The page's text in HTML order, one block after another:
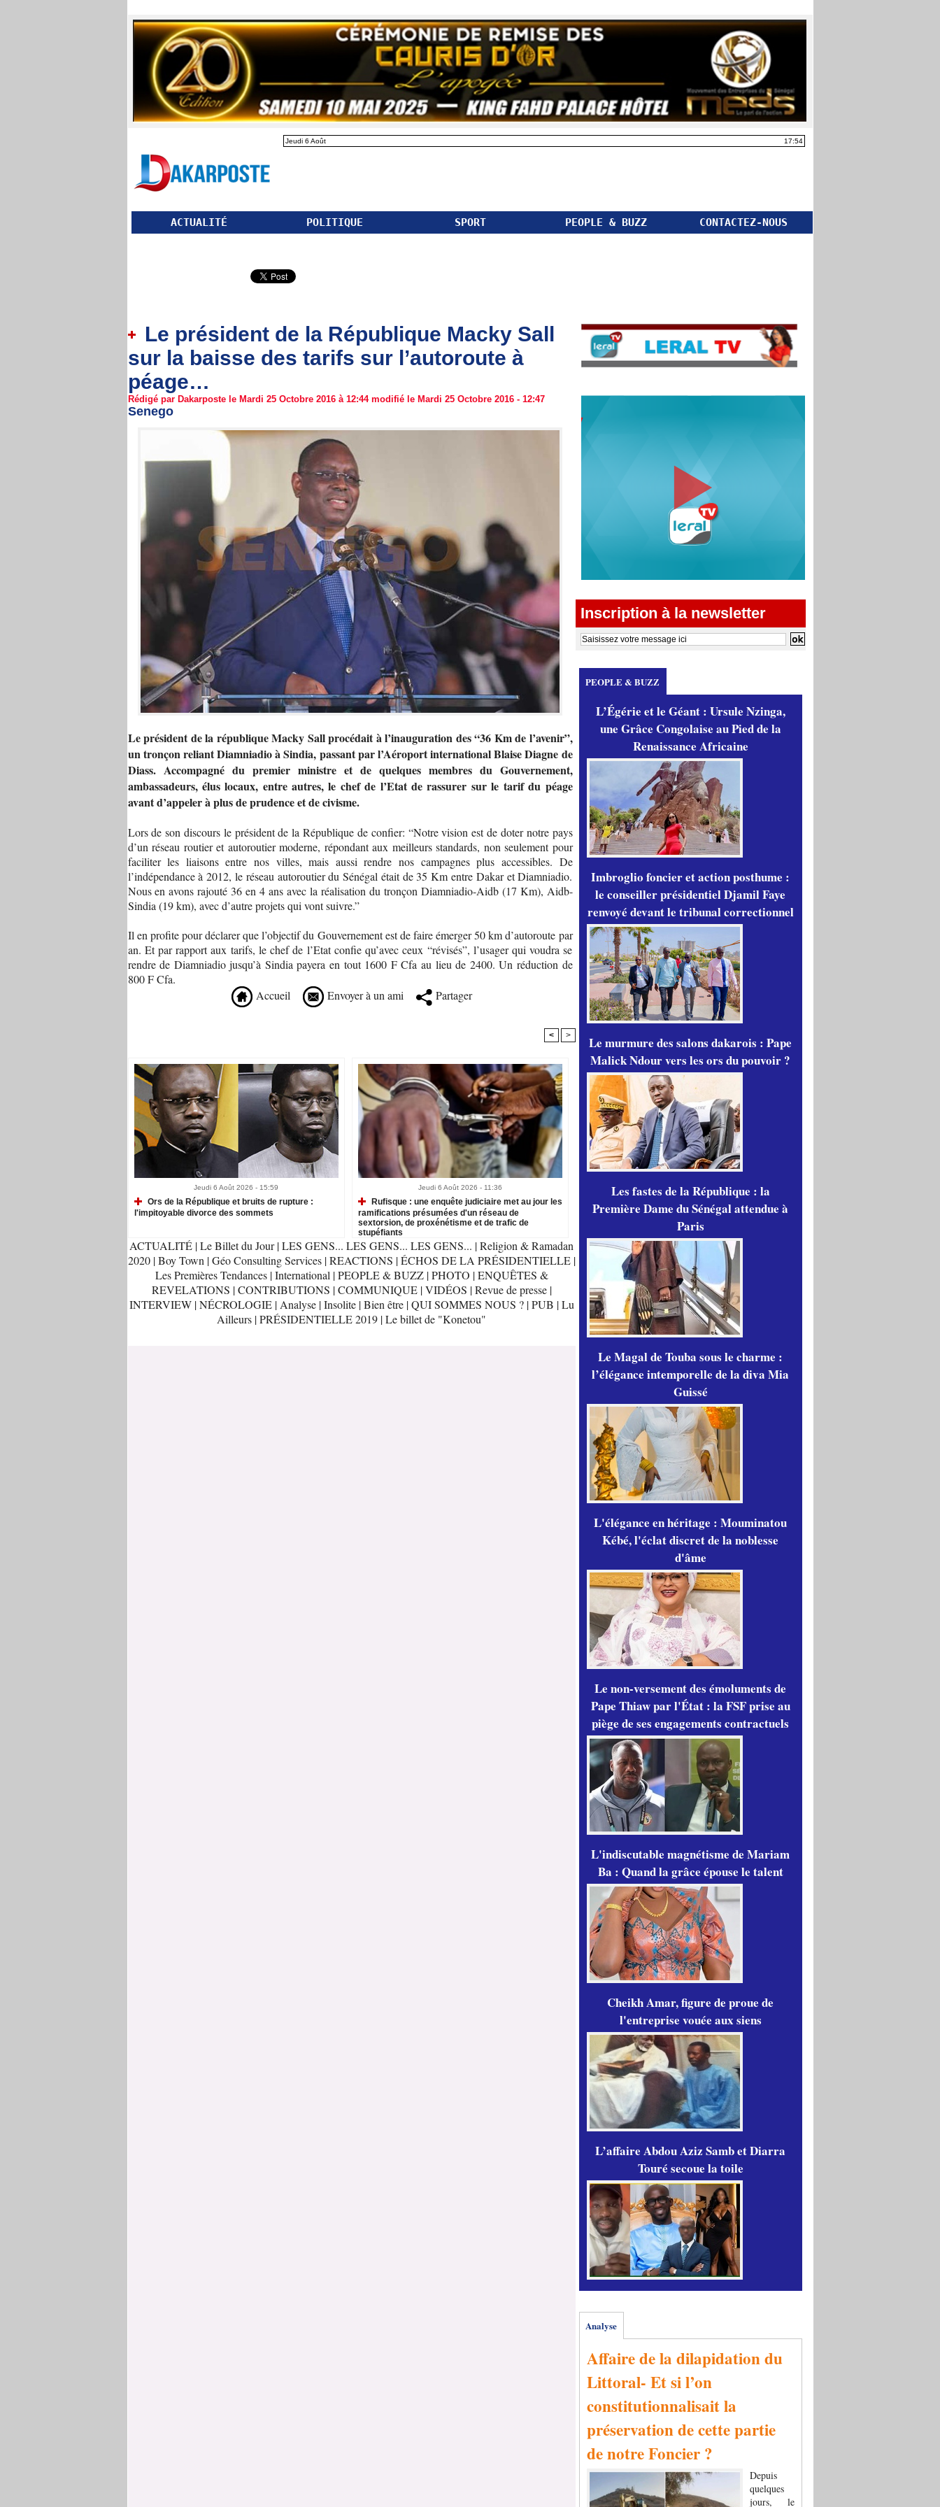
Jeudi 6 Août 17:54
ACTUALITÉ POLITIQUE SPORT PEOPLE & BUZZ CONTACTEZ-NOUS
Le président de la République Macky Sall
sur la baisse des tarifs sur l’autoroute à
péage…
Rédigé par Dakarposte le Mardi 25 Octobre 2016 à 12:44 modifié le Mardi 25 Octobre 2016 - 12:47
Senego
Le président de la république Macky Sall procédait à l’inauguration des “36 Km de l’avenir”,
un tronçon reliant Diamniadio à Sindia, passant par l’Aéroport international Blaise Diagne de
Diass. Accompagné du premier ministre et de quelques membres du Gouvernement,
ambassadeurs, élus locaux, entre autres, le chef de l’Etat de rassurer sur le tarif du péage
avant d’appeler à plus de prudence et de civisme.
Lors de son discours le président de la République de confier: “Notre vision est de doter notre pays
d’un réseau routier et autoroutier moderne, répondant aux meilleurs standards, non seulement pour
faciliter les liaisons entre nos villes, mais aussi rendre nos campagnes plus accessibles. De
l’indépendance à 2012, le réseau autoroutier du Sénégal était de 35 Km entre Dakar et Diamniadio.
Nous en avons rajouté 36 en 4 ans avec la réalisation du tronçon Diamniadio-Aidb (17 Km), Aidb-
Sindia (19 km), avec d’autre projets qui vont suivre.”
Il en profite pour déclarer que l’objectif du Gouvernement est de faire émerger 50 km d’autoroute par
an. Et par rapport aux tarifs, le chef de l’Etat confie qu’avec ceux “révisés”, l’usager qui voudra se
rendre de Diamniadio jusqu’à Sindia payera en tout 1600 F Cfa au lieu de 2400. Un réduction de
800 F Cfa.
Accueil
Envoyer à un ami Partager
< >
Jeudi 6 Août 2026 - 15:59
Ors de la République et bruits de rupture :
l'impitoyable divorce des sommets
Jeudi 6 Août 2026 - 11:36
Rufisque : une enquête judiciaire met au jour les
ramifications présumées d'un réseau de
sextorsion, de proxénétisme et de trafic de
stupéfiants
ACTUALITÉ |Le Billet du Jour |LES GENS... LES GENS... LES GENS... |Religion & Ramadan
2020 |Boy Town |Géo Consulting Services |REACTIONS |ÉCHOS DE LA PRÉSIDENTIELLE |
Les Premières Tendances |International |PEOPLE & BUZZ |PHOTO |ENQUÊTES &
REVELATIONS |CONTRIBUTIONS |COMMUNIQUE |VIDÉOS |Revue de presse |
INTERVIEW |NÉCROLOGIE |Analyse |Insolite |Bien être |QUI SOMMES NOUS ? |PUB |Lu
Ailleurs |PRÉSIDENTIELLE 2019 |Le billet de "Konetou"
Inscription à la newsletter
PEOPLE & BUZZ
L’Égérie et le Géant : Ursule Nzinga,
une Grâce Congolaise au Pied de la
Renaissance Africaine
Imbroglio foncier et action posthume :
le conseiller présidentiel Djamil Faye
renvoyé devant le tribunal correctionnel
Le murmure des salons dakarois : Pape
Malick Ndour vers les ors du pouvoir ?
Les fastes de la République : la
Première Dame du Sénégal attendue à
Paris
Le Magal de Touba sous le charme :
l’élégance intemporelle de la diva Mia
Guissé
L'élégance en héritage : Mouminatou
Kébé, l'éclat discret de la noblesse
d'âme
Le non-versement des émoluments de
Pape Thiaw par l'État : la FSF prise au
piège de ses engagements contractuels
L'indiscutable magnétisme de Mariam
Ba : Quand la grâce épouse le talent
Cheikh Amar, figure de proue de
l'entreprise vouée aux siens
L’affaire Abdou Aziz Samb et Diarra
Touré secoue la toile
Analyse
Affaire de la dilapidation du
Littoral- Et si l’on
constitutionnalisait la
préservation de cette partie
de notre Foncier ?
Depuis
quelques
jours, le